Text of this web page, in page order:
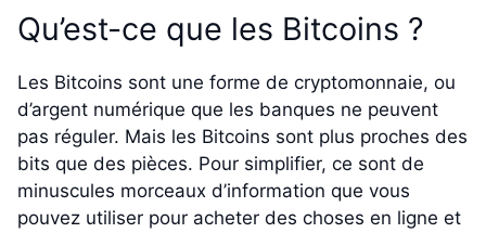
Qu’est-ce que les Bitcoins ?
Les Bitcoins sont une forme de cryptomonnaie, ou
d’argent numérique que les banques ne peuvent
pas réguler. Mais les Bitcoins sont plus proches des
bits que des pièces. Pour simplifier, ce sont de
minuscules morceaux d’information que vous
pouvez utiliser pour acheter des choses en ligne et